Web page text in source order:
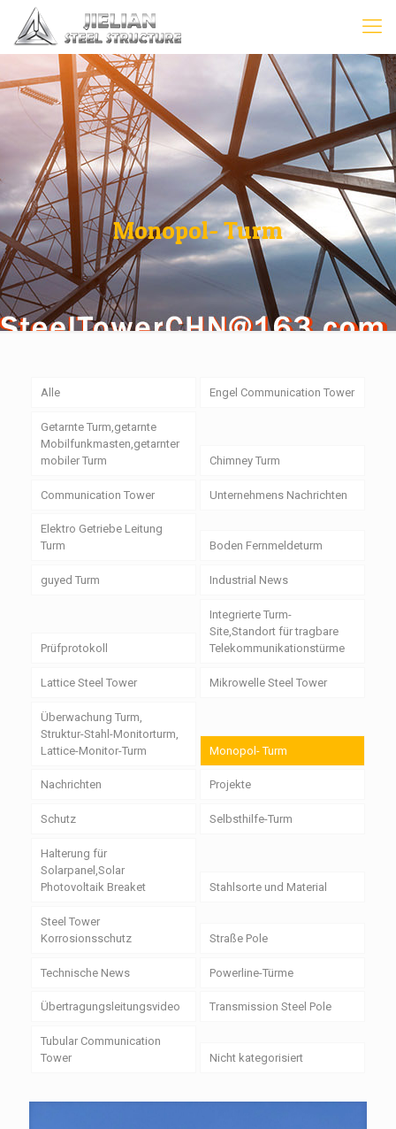
Monopol- Turm
Alle Engel Communication Tower
Getarnte Turm,getarnte
Mobilfunkmasten,getarnter
mobiler Turm
Chimney Turm
Communication Tower Unternehmens Nachrichten
Elektro Getriebe Leitung
Turm
Boden Fernmeldeturm
guyed Turm Industrial News
Prüfprotokoll
Integrierte Turm-
Site,Standort für tragbare
Telekommunikationstürme
Lattice Steel Tower Mikrowelle Steel Tower
Überwachung Turm,
Struktur-Stahl-Monitorturm,
Lattice-Monitor-Turm
Monopol- Turm
Nachrichten Projekte
Schutz Selbsthilfe-Turm
Halterung für
Solarpanel,Solar
Photovoltaik Breaket
Stahlsorte und Material
Steel Tower
Korrosionsschutz
Straße Pole
Technische News Powerline-Türme
Übertragungsleitungsvideo Transmission Steel Pole
Tubular Communication
Tower
Nicht kategorisiert